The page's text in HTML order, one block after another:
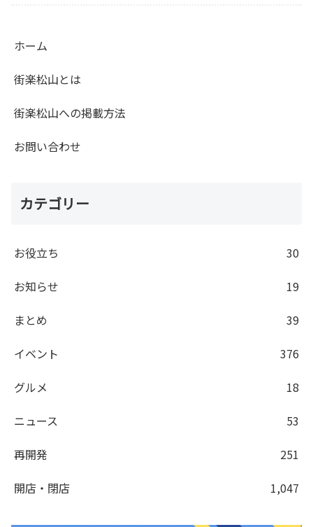
ホーム
街楽松山とは
街楽松山への掲載方法
お問い合わせ
カテゴリー
お役立ち
30
お知らせ
19
まとめ
39
イベント
376
グルメ
18
ニュース
53
再開発
251
開店・閉店
1,047